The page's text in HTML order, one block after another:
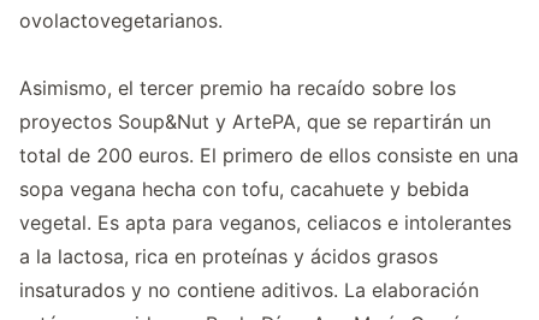
ovolactovegetarianos.
Asimismo, el tercer premio ha recaído sobre los
proyectos Soup&Nut y ArtePA, que se repartirán un
total de 200 euros. El primero de ellos consiste en una
sopa vegana hecha con tofu, cacahuete y bebida
vegetal. Es apta para veganos, celiacos e intolerantes
a la lactosa, rica en proteínas y ácidos grasos
insaturados y no contiene aditivos. La elaboración